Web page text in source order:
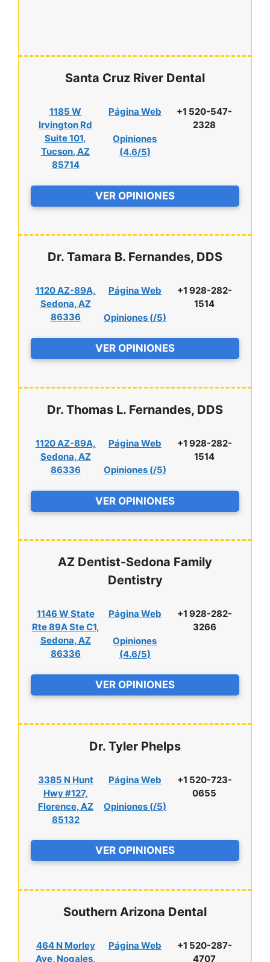
Santa Cruz River Dental
1185 W
Irvington Rd
Suite 101,
Tucson, AZ
85714
Página Web
Opiniones
(4.6/5)
+1 520-547-
2328
VER OPINIONES
Dr. Tamara B. Fernandes, DDS
1120 AZ-89A,
Sedona, AZ
86336
Página Web
Opiniones (/5)
+1 928-282-
1514
VER OPINIONES
Dr. Thomas L. Fernandes, DDS
1120 AZ-89A,
Sedona, AZ
86336
Página Web
Opiniones (/5)
+1 928-282-
1514
VER OPINIONES
AZ Dentist-Sedona Family
Dentistry
1146 W State
Rte 89A Ste C1,
Sedona, AZ
86336
Página Web
Opiniones
(4.6/5)
+1 928-282-
3266
VER OPINIONES
Dr. Tyler Phelps
3385 N Hunt
Hwy #127,
Florence, AZ
85132
Página Web
Opiniones (/5)
+1 520-723-
0655
VER OPINIONES
Southern Arizona Dental
464 N Morley
Ave, Nogales,
Página Web
+1 520-287-
4707